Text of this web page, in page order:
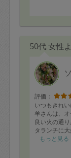
50代 女性
評価：
いつもきれ
羊さんは、
良い火の通
タランチに
た。ごちそ
もっと見る